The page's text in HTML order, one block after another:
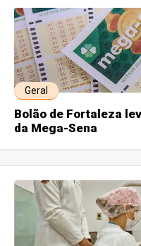
Geral
Bolão de Fortaleza
da Mega-Sena